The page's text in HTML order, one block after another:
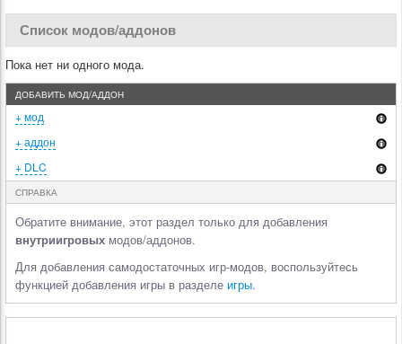
Список модов/аддонов
Пока нет ни одного мода.
ДОБАВИТЬ МОД/АДДОН
+ мод
+ аддон
+ DLC
СПРАВКА
Обратите внимание, этот раздел только для добавления
внутриигровых модов/аддонов.
Для добавления самодостаточных игр-модов, воспользуйтесь
функцией добавления игры в разделе игры.